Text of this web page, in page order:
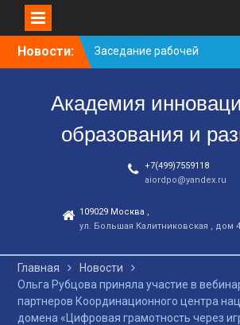
Новости:
С юбилеем КЦ!
Академия
образования и
+7(499)7559118
aiordpo@yandex.ru
109029 Москва ,
ул. Большая Калитниковская , дом
Главная
Новости
Ольга Рубцова приняла участие в
партнеров Координационного центра
домена «Цифровая грамотность через